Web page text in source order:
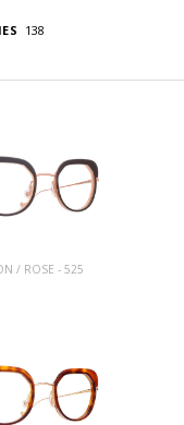
138
/ ROSE - 525